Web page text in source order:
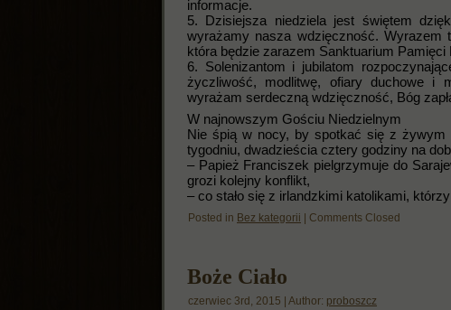
informacje.
5. Dzisiejsza niedziela jest świętem
wyrażamy nasza wdzięczność. Wyrazem
która będzie zarazem Sanktuarium Pamięci
6. Solenizantom i jubilatom
życzliwość, modlitwę, ofiary duchowe i
wyrażam serdeczną wdzięczność, Bóg
W najnowszym Gościu Niedzielnym
Nie śpią w nocy, by spotkać się z
tygodniu, dwadzieścia cztery godziny na
– Papież Franciszek pielgrzymuje do
grozi kolejny konflikt,
– co stało się z irlandzkimi katolikami,
Posted in Bez kategorii | Comments Closed
Boże Ciało
czerwiec 3rd, 2015 | Author: proboszcz